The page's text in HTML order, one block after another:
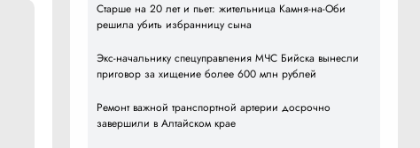
Старше на 20 лет и пьет: жительница Камня-на-Оби
решила убить избранницу сына
Экс-начальнику спецуправления МЧС Бийска вынесли
приговор за хищение более 600 млн рублей
Ремонт важной транспортной артерии досрочно
завершили в Алтайском крае